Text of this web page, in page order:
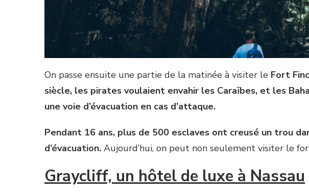
On passe ensuite une partie de la matinée à visiter le Fort
siècle, les pirates voulaient envahir les Caraïbes, et les
une voie d’évacuation en cas d’attaque.
Pendant 16 ans, plus de 500 esclaves ont creusé un trou
d’évacuation. Aujourd’hui, on peut non seulement visiter le
Graycliff, un hôtel de luxe à Nassau